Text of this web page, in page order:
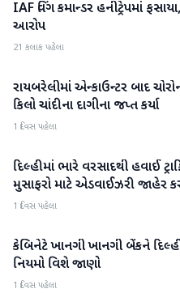
રાષ્ટ્રીય
IAF વિંગ કમાન્ડર હનીટ્રેપમાં
આરોપ
21 કલાક પહેલા
રાષ્ટ્રીય
રાયબરેલીમાં એન્કાઉન્ટર બાદ
કિલો ચાંદીના દાગીના જપ્ત કર્યા
1 દિવસ પહેલા
રાષ્ટ્રીય
દિલ્હીમાં ભારે વરસાદથી હવાઈ
મુસાફરો માટે એડવાઈઝરી જાહેર
1 દિવસ પહેલા
રાષ્ટ્રીય
કેબિનેટે ખાનગી ખાનગી બેંકને
નિયમો વિશે જાણો
1 દિવસ પહેલા